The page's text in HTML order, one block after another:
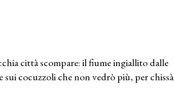
città scompare: il fiume ingiallito dalle
cocuzzoli che non vedrò più, per chissà